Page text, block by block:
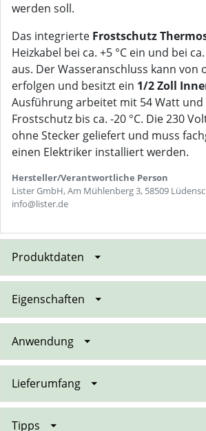
werden soll.
Das integrierte Frostschutz
Heizkabel bei ca. +5 °C ein und bei
aus. Der Wasseranschluss kann von
erfolgen und besitzt ein 1/2 Zoll
Ausführung arbeitet mit 54 Watt
Frostschutz bis ca. -20 °C. Die 230
ohne Stecker geliefert und muss
einen Elektriker installiert werden.
Hersteller/Verantwortliche Person
Lister GmbH, Am Mühlenberg 3, 58509
info@lister.de
Produktdaten
Eigenschaften
Anwendung
Lieferumfang
Tipps